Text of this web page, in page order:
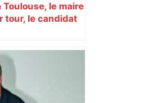
le maire
tour, le candidat